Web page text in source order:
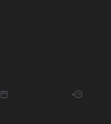
Danilo Mandić
od 23 do 25
Višem državnom